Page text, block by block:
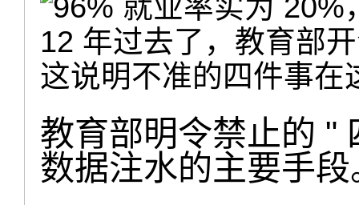
12 年过去了，教育部
这说明不准的四件事在
教育部明令禁止的 "
数据注水的主要手段